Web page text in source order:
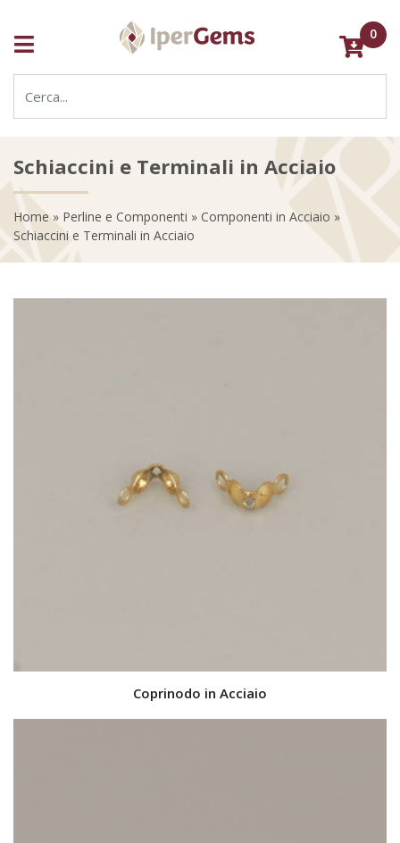
0
Schiaccini e Terminali in Acciaio
Home » Perline e Componenti » Componenti in Acciaio »
Schiaccini e Terminali in Acciaio
Coprinodo in Acciaio